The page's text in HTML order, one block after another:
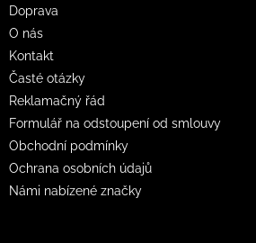
Doprava
O nás
Kontakt
Časté otázky
Reklamačný řád
Formulář na odstoupení od smlouvy
Obchodní podmínky
Ochrana osobních údajů
Námi nabízené značky